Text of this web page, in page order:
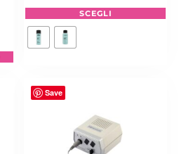
SCEGLI
Save